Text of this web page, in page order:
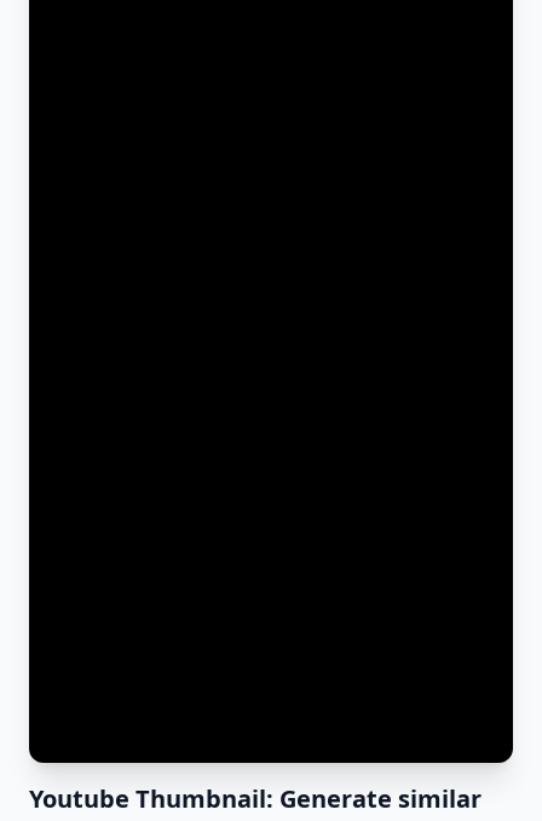
Youtube Thumbnail: Generate similar